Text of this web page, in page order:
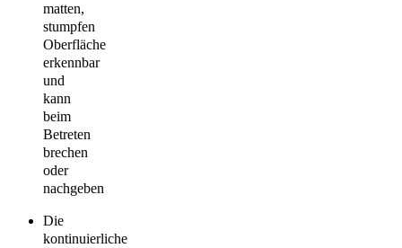
matten,
stumpfen
Oberfläche
erkennbar
und
kann
beim
Betreten
brechen
oder
nachgeben
Die
kontinuierliche